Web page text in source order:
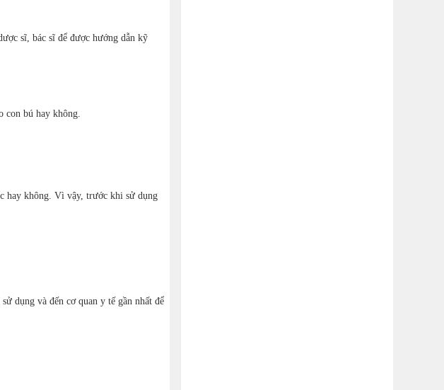
sĩ, bác sĩ để được hướng dẫn kỹ
con bú hay không.
hay không. Vì vậy, trước khi sử dụng
dụng và đến cơ quan y tế gần nhất để